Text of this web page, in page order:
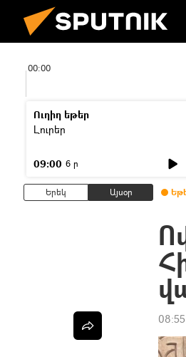
00:00
Ուղիղ եթեր
Լուրեր
09:00 6 ր
Երեկ Այսօր